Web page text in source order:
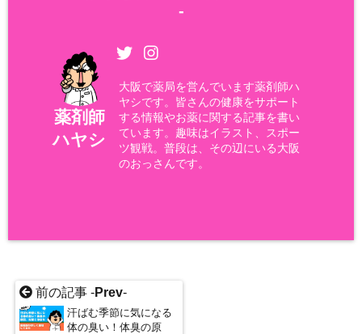
-
薬剤師
ハヤシ
大阪で薬局を営んでいます薬剤師ハ
ヤシです。皆さんの健康をサポート
する情報やお薬に関する記事を書い
ています。趣味はイラスト、スポー
ツ観戦。普段は、その辺にいる大阪
のおっさんです。
前の記事 -Prev-
汗ばむ季節に気になる
体の臭い！体臭の原